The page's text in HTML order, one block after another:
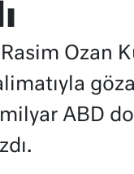
Ozan
ABD